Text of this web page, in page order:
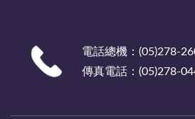
電話總機：(05)278-
傳真電話：(05)278-